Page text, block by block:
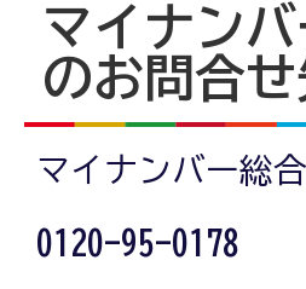
マイナン
のお問合せ
マイナンバー総
0120-95-0178